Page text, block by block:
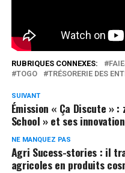
RUBRIQUES CONNEXES:
TOGO
TRÉSORERIE DES
SUIVANT
Émission « Ça Discute » :
School » et ses
NE MANQUEZ PAS
Agri Sucess-stories : il
agricoles en produits